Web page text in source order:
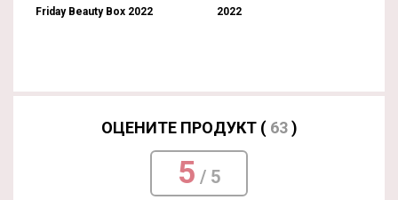
Friday Beauty Box 2022
2022
ОЦЕНИТЕ ПРОДУКТ ( 63)
5 / 5